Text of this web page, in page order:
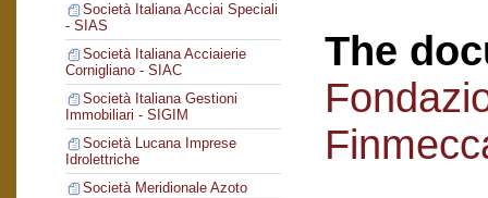
Società Italiana Acciai Speciali
- SIAS
Società Italiana Acciaierie
Cornigliano - SIAC
Società Italiana Gestioni
Immobiliari - SIGIM
Società Lucana Imprese
Idrolettriche
Società Meridionale Azoto
The